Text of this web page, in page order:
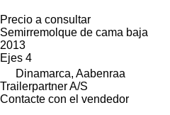
Precio a consultar
Semirremolque de cama baja
2013
Ejes 4
Dinamarca, Aabenraa
Trailerpartner A/S
Contacte con el vendedor